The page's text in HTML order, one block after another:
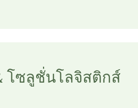
โซลูชั่นโลจิสติกส์